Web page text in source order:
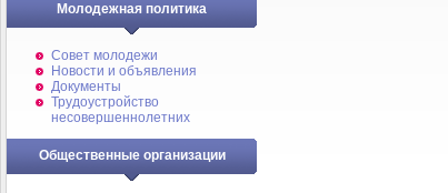
Молодежная политика
Совет молодежи
Новости и объявления
Документы
Трудоустройство
несовершеннолетних
Общественные организации